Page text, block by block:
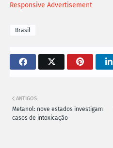
Responsive Advertisement
Brasil
ANTIGOS
Metanol: nove estados investigam
casos de intoxicação